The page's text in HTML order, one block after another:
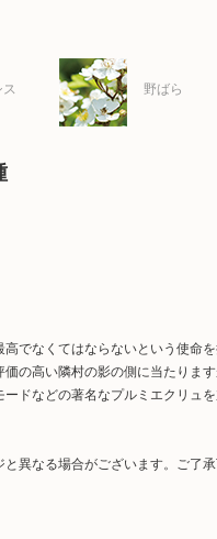
ス 野ばら
高でなくてはならないという使命
の高い隣村の影の側に当たりま
ードなどの著名なプルミエクリュ
異なる場合がございます。ご了承